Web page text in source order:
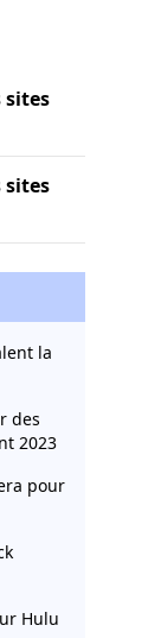
sites
sites
la
des
2023
pour
Hulu